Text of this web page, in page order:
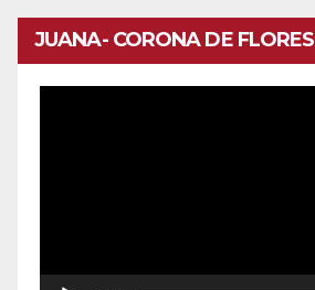
JUANA- CORONA DE FLORES